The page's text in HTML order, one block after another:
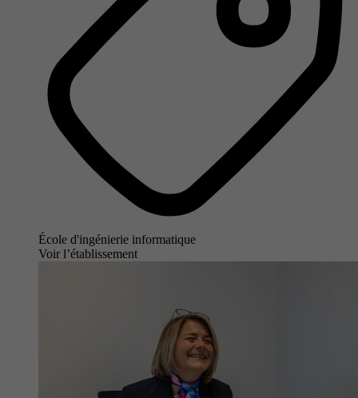
École d'ingénierie informatique
Voir l’établissement